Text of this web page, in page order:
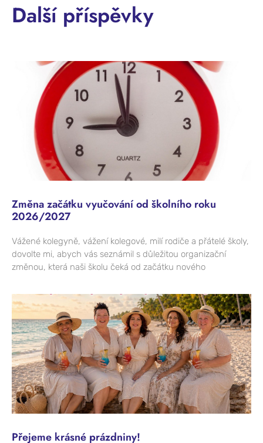
Další příspěvky
Změna začátku vyučování od školního roku
2026/2027
Vážené kolegyně, vážení kolegové, milí rodiče a přátelé školy,
dovolte mi, abych vás seznámil s důležitou organizační
změnou, která naši školu čeká od začátku nového
Přejeme krásné prázdniny!